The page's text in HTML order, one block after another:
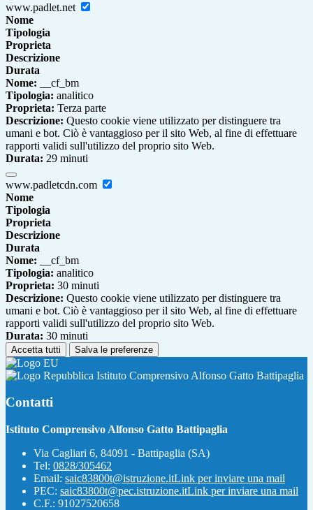
www.padlet.net
Nome
Tipologia
Proprieta
Descrizione
Durata
Nome: __cf_bm
Tipologia: analitico
Proprieta: Terza parte
Descrizione: Questo cookie viene utilizzato per distinguere tra
umani e bot. Ciò è vantaggioso per il sito Web, al fine di effettuare
rapporti validi sull'utilizzo del proprio sito Web.
Durata: 29 minuti
www.padletcdn.com
Nome
Tipologia
Proprieta
Descrizione
Durata
Nome: __cf_bm
Tipologia: analitico
Proprieta: 30 minuti
Descrizione: Questo cookie viene utilizzato per distinguere tra
umani e bot. Ciò è vantaggioso per il sito Web, al fine di effettuare
rapporti validi sull'utilizzo del proprio sito Web.
Durata: 30 minuti
Accetta tutti Salva le preferenze
Istituto Comprensivo Alfonso Gatto Battipaglia
Contatti
Istituto Comprensivo Alfonso Gatto Battipaglia
Via Cagliari 6, 84091 - Battipaglia (SA)
Tel: 0828/305462
Email: saic83800t@istruzione.itLink per inviare una mail
PEC: saic83800t@pec.istruzione.itLink per inviare una mail
C.F.: 91027520658